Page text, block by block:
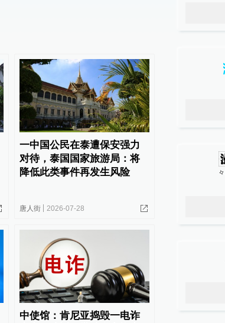
一中国公民在泰遭保安强力
对待，泰国国家旅游局：将
降低此类事件再发生风险
唐人街 2026-07-28
中使馆：肯尼亚捣毁一电诈